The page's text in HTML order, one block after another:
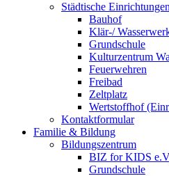
Städtische Einrichtungen
Bauhof
Klär-/
Grundschule
Kulturzentrum
Feuerwehren
Freibad
Zeltplatz
Wertstoffhof
Kontaktformular
Familie & Bildung
Bildungszentrum
BIZ for KIDS
Grundschule